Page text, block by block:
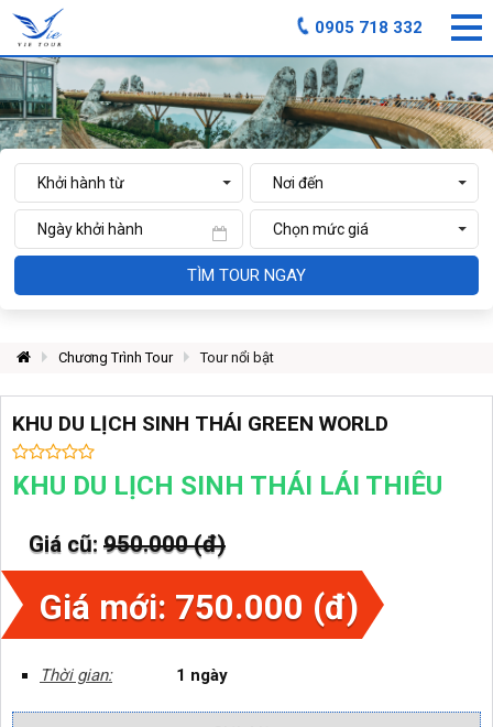
TÌM TOUR NGAY
Chương Trình Tour Tour nổi bật
KHU DU LỊCH SINH THÁI GREEN WORLD
KHU DU LỊCH SINH THÁI LÁI THIÊU
Giá cũ: 950.000 (đ)
Giá mới: 750.000 (đ)
Thời gian: 1 ngày
0905 718 332